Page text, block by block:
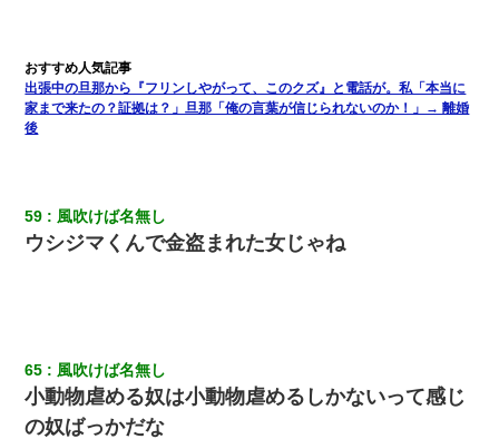
出張中の旦那から『フリンしやがって、このクズ』と電話が。私「本当に
家まで来たの？証拠は？」旦那「俺の言葉が信じられないのか！」→ 離婚
後
59 風吹けば名無し
ウシジマくんで金盗まれた女じゃね
65 風吹けば名無し
小動物虐める奴は小動物虐めるしかないって感じ
の奴ばっかだな